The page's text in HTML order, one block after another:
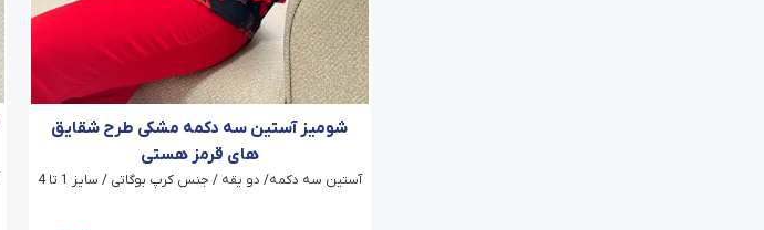
شومیز آستین سه دکمه مشکی طرح شقایق
های قرمز هستی
آستین سه دکمه/ دو یقه / جنس کرپ بوگاتی / سایز 1 تا 4